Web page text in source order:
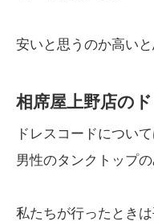
安いと思うのか高い
相席屋上野店の
ドレスコードについ
男性のタンクトップ
私たちが行ったとき